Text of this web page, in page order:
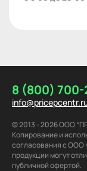
8 (800)
© 2013 - 2026 ООО
Копирование и
согласования с
продукции могут
публичной офертой.